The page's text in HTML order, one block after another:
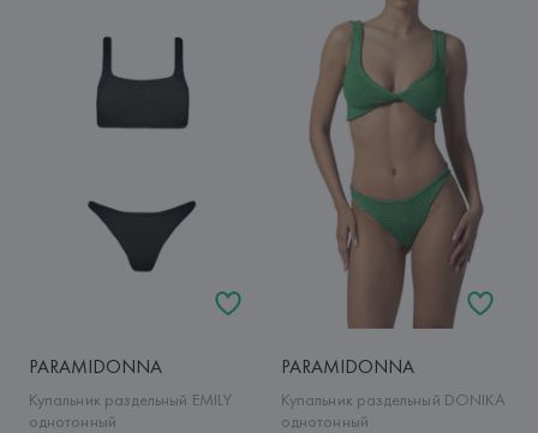
PARAMIDONNA
Купальник раздельный EMILY
однотонный
PARAMIDONNA
Купальник раздельный DONIKA
однотонный